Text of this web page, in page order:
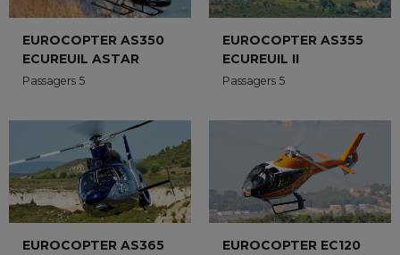
EUROCOPTER AS350
ECUREUIL ASTAR
Passagers 5
EUROCOPTER AS355
ECUREUIL II
Passagers 5
EUROCOPTER AS365
EUROCOPTER EC120